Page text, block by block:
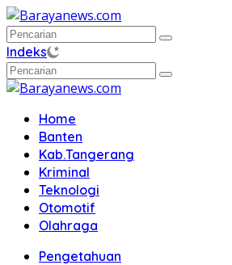
Langsung
ke
konten
Indeks
Home
Banten
Kab.Tangerang
Kriminal
Teknologi
Otomotif
Olahraga
Pengetahuan